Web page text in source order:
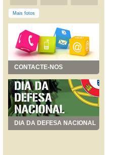
Mais fotos
CONTACTE-NOS
DIA DA DEFESA NACIONAL